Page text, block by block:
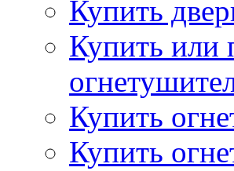
Купить
Купить или
Купить
Купить